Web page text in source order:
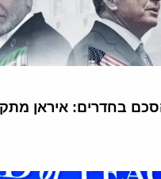
בחדרים: איראן